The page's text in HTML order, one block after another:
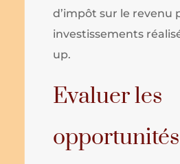
d’impôt sur le revenu
investissements
up.
Evaluer les
opportunités